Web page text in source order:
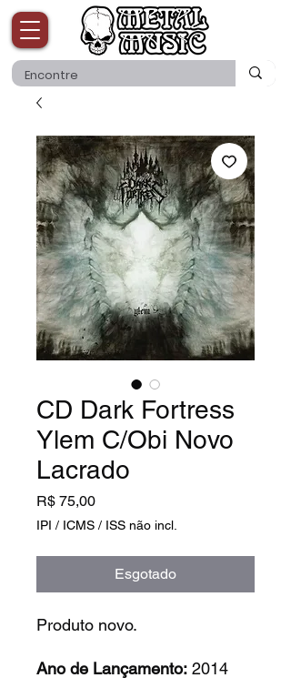
CD Dark Fortress
Ylem C/Obi Novo
Lacrado
R$ 75,00Preço
IPI / ICMS / ISS não incl.
Esgotado
Produto novo.
Ano de Lançamento: 2014